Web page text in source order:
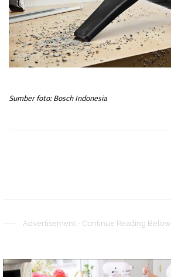
Sumber foto: Bosch Indonesia
Advertisement - Continue Reading Below